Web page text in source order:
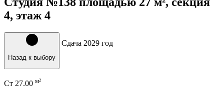
4, этаж 4
Назад к выбору
Сдача 2029 год
Ст 27.00 м²